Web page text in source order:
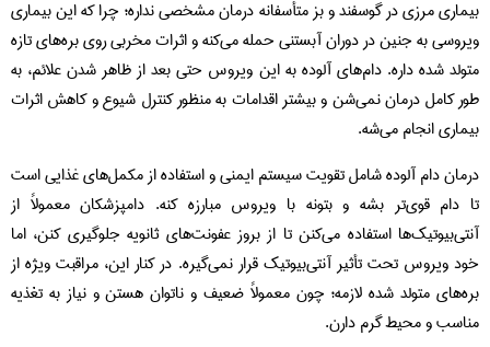
بیماری مرزی در گوسفند و بز متأسفانه درمان مشخصی نداره؛ چرا که این بیماری
ویروسی به جنین در دوران آبستنی حمله می‌کنه و اثرات مخربی روی بره‌های تازه
متولد شده داره. دام‌های آلوده به این ویروس حتی بعد از ظاهر شدن علائم، به
طور کامل درمان نمی‌شن و بیشتر اقدامات به منظور کنترل شیوع و کاهش اثرات
بیماری انجام می‌شه.
درمان دام آلوده شامل تقویت سیستم ایمنی و استفاده از مکمل‌های غذایی است
تا دام قوی‌تر بشه و بتونه با ویروس مبارزه کنه. دامپزشکان معمولاً از
آنتی‌بیوتیک‌ها استفاده می‌کنن تا از بروز عفونت‌های ثانویه جلوگیری کنن، اما
خود ویروس تحت تأثیر آنتی‌بیوتیک قرار نمی‌گیره. در کنار این، مراقبت ویژه از
بره‌های متولد شده لازمه؛ چون معمولاً ضعیف و ناتوان هستن و نیاز به تغذیه
مناسب و محیط گرم دارن.